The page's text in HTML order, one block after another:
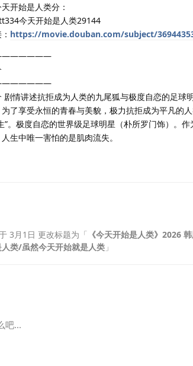
开始是人类分：
今天开始是人类29144
https://movie.douban.com/subject/
剧情讲述抗拒成为人类的九尾狐与极度自恋的足
了享受永恒的青春与美貌，极力抗拒成为平凡的
”。极度自恋的世界级足球明星（朴所罗门饰）。
生中唯一害怕的是肌肉流失。
3月1日 更改标题为「 《今天开始是人类》2026
人类/虽然今天开始就是人类 」
吧...